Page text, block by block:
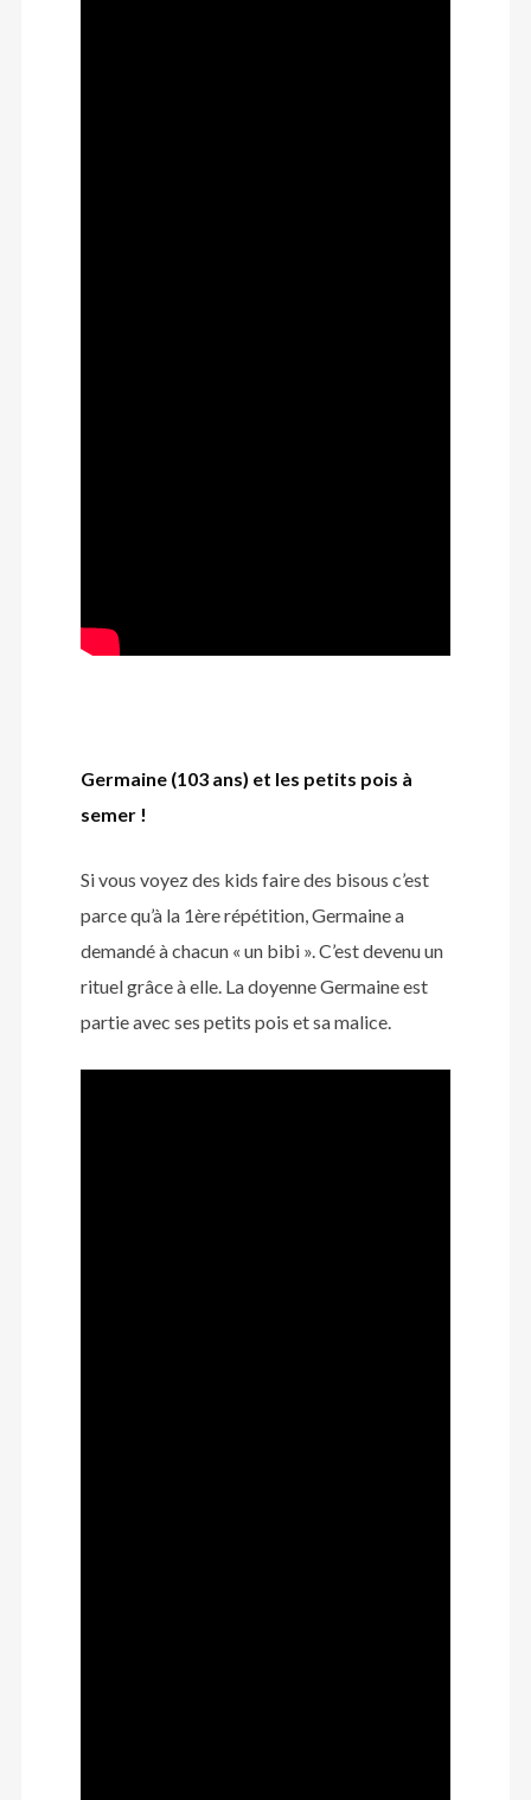
Germaine (103 ans) et les petits pois à
semer !
Si vous voyez des kids faire des bisous c’est
parce qu’à la 1ère répétition, Germaine a
demandé à chacun « un bibi ». C’est devenu un
rituel grâce à elle. La doyenne Germaine est
partie avec ses petits pois et sa malice.